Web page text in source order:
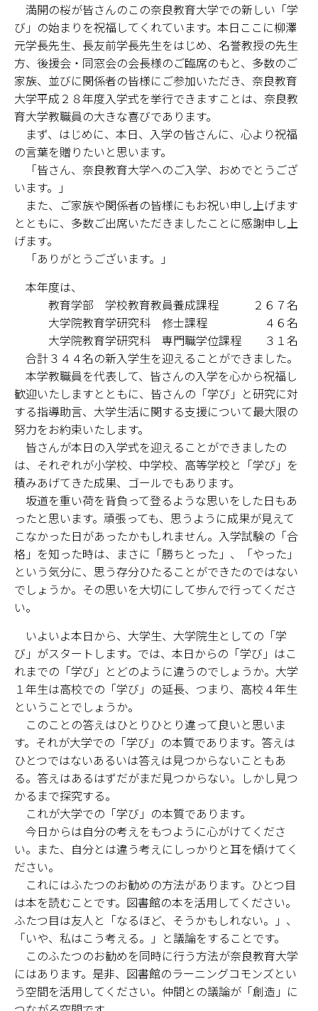
お問い合わせ窓口一覧
キャンパスマップ
サイトポリシー
サイトマップ
交通アクセス
同窓会
後援会
教員一覧
附属学校園
満開の桜が皆さんのこの奈良教育大学での新しい「学
び」の始まりを祝福してくれています。本日ここに柳澤
元学長先生、長友前学長先生をはじめ、名誉教授の先生
方、後援会・同窓会の会長様のご臨席のもと、多数のご
家族、並びに関係者の皆様にご参加いただき、奈良教育
大学平成２８年度入学式を挙行できますことは、奈良教
育大学教職員の大きな喜びであります。
まず、はじめに、本日、入学の皆さんに、心より祝福
の言葉を贈りたいと思います。
「皆さん、奈良教育大学へのご入学、おめでとうござ
います。」
また、ご家族や関係者の皆様にもお祝い申し上げます
とともに、多数ご出席いただきましたことに感謝申し上
げます。
「ありがとうございます。」
本年度は、
教育学部 学校教育教員養成課程 ２６７名
大学院教育学研究科 修士課程 ４６名
大学院教育学研究科 専門職学位課程 ３１名
合計３４４名の新入学生を迎えることができました。
本学教職員を代表して、皆さんの入学を心から祝福し
歓迎いたしますとともに、皆さんの「学び」と研究に対
する指導助言、大学生活に関する支援について最大限の
努力をお約束いたします。
皆さんが本日の入学式を迎えることができましたの
は、それぞれが小学校、中学校、高等学校と「学び」を
積みあげてきた成果、ゴールでもあります。
坂道を重い荷を背負って登るような思いをした日もあ
ったと思います。頑張っても、思うように成果が見えて
こなかった日があったかもしれません。入学試験の「合
格」を知った時は、まさに「勝ちとった」、「やった」
という気分に、思う存分ひたることができたのではない
でしょうか。その思いを大切にして歩んで行ってくださ
い。
いよいよ本日から、大学生、大学院生としての「学
び」がスタートします。では、本日からの「学び」はこ
れまでの「学び」とどのように違うのでしょうか。大学
１年生は高校での「学び」の延長、つまり、高校４年生
ということでしょうか。
このことの答えはひとりひとり違って良いと思いま
す。それが大学での「学び」の本質であります。答えは
ひとつではないあるいは答えは見つからないこともあ
る。答えはあるはずだがまだ見つからない。しかし見つ
かるまで探究する。
これが大学での「学び」の本質であります。
今日からは自分の考えをもつように心がけてくださ
い。また、自分とは違う考えにしっかりと耳を傾けてく
ださい。
これにはふたつのお勧めの方法があります。ひとつ目
は本を読むことです。図書館の本を活用してください。
ふたつ目は友人と「なるほど、そうかもしれない。」、
「いや、私はこう考える。」と議論をすることです。
このふたつのお勧めを同時に行う方法が奈良教育大学
にはあります。是非、図書館のラーニングコモンズとい
う空間を活用してください。仲間との議論が「創造」に